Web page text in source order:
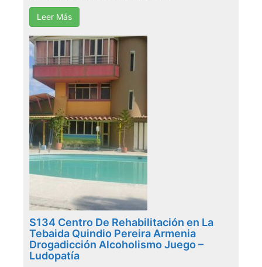
Leer Más
S134 Centro De Rehabilitación en La
Tebaida Quindio Pereira Armenia
Drogadicción Alcoholismo Juego –
Ludopatía